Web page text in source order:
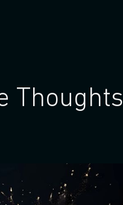
Thoughts